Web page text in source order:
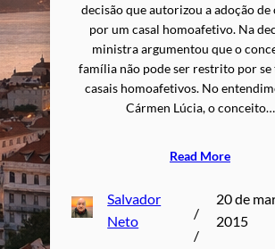
decisão que autorizou a adoção de
por um casal homoafetivo. Na
ministra argumentou que o
família não pode ser restrito por
casais homoafetivos. No
Cármen Lúcia, o conceito…
Read More
Salvador
Neto
/
/
20 de
2015